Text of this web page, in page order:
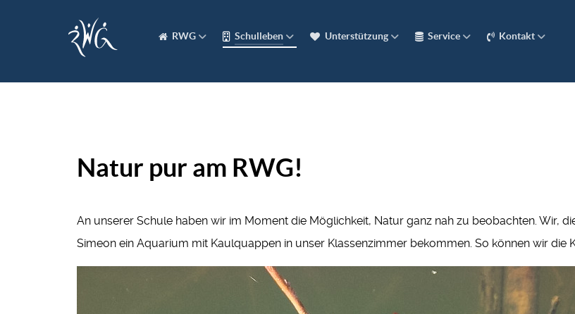
RWG Schulleben Unterstützung Service Kontakt
Natur pur am RWG!
An unserer Schule haben wir im Moment die Möglichkeit, Natur ganz nah zu beobachten. Wir,
Simeon ein Aquarium mit Kaulquappen in unser Klassenzimmer bekommen. So können wir die